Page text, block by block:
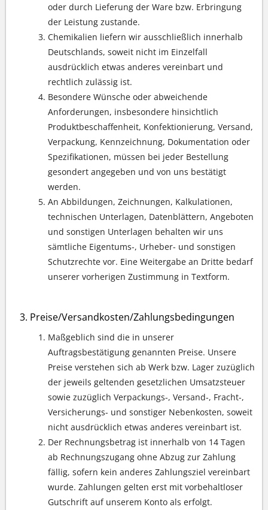
oder durch Lieferung der Ware bzw. Erbringung
der Leistung zustande.
Chemikalien liefern wir ausschließlich innerhalb
Deutschlands, soweit nicht im Einzelfall
ausdrücklich etwas anderes vereinbart und
rechtlich zulässig ist.
Besondere Wünsche oder abweichende
Anforderungen, insbesondere hinsichtlich
Produktbeschaffenheit, Konfektionierung, Versand,
Verpackung, Kennzeichnung, Dokumentation oder
Spezifikationen, müssen bei jeder Bestellung
gesondert angegeben und von uns bestätigt
werden.
An Abbildungen, Zeichnungen, Kalkulationen,
technischen Unterlagen, Datenblättern, Angeboten
und sonstigen Unterlagen behalten wir uns
sämtliche Eigentums-, Urheber- und sonstigen
Schutzrechte vor. Eine Weitergabe an Dritte bedarf
unserer vorherigen Zustimmung in Textform.
Preise/Versandkosten/Zahlungsbedingungen
Maßgeblich sind die in unserer
Auftragsbestätigung genannten Preise. Unsere
Preise verstehen sich ab Werk bzw. Lager zuzüglich
der jeweils geltenden gesetzlichen Umsatzsteuer
sowie zuzüglich Verpackungs-, Versand-, Fracht-,
Versicherungs- und sonstiger Nebenkosten, soweit
nicht ausdrücklich etwas anderes vereinbart ist.
Der Rechnungsbetrag ist innerhalb von 14 Tagen
ab Rechnungszugang ohne Abzug zur Zahlung
fällig, sofern kein anderes Zahlungsziel vereinbart
wurde. Zahlungen gelten erst mit vorbehaltloser
Gutschrift auf unserem Konto als erfolgt.